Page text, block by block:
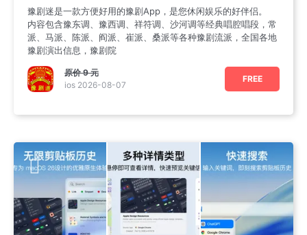
豫剧迷是一款方便好用的豫剧App，是您休闲娱乐的好伴侣。
内容包含豫东调、豫西调、祥符调、沙河调等经典唱腔唱段，常
派、马派、陈派、阎派、崔派、桑派等各种豫剧流派，全国各地
豫剧演出信息，豫剧院
原价9 元
ios 2026-08-07
FREE